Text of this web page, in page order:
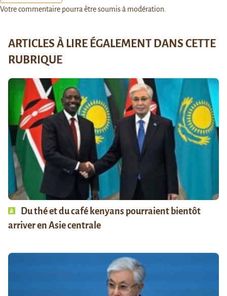
Votre commentaire pourra être soumis à modération.
ARTICLES À LIRE ÉGALEMENT DANS CETTE
RUBRIQUE
Du thé et du café kenyans pourraient bientôt
arriver en Asie centrale